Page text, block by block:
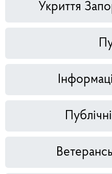
Укриття